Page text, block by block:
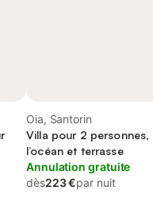
Oia, Santorin
Villa pour 2 personnes,
l’océan et terrasse
Annulation gratuite
dès223 €par nuit